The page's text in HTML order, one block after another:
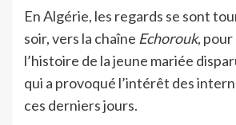
En Algérie, les regards se sont
soir, vers la chaîne Echorouk,
l’histoire de la jeune mariée
qui a provoqué l’intérêt des
ces derniers jours.